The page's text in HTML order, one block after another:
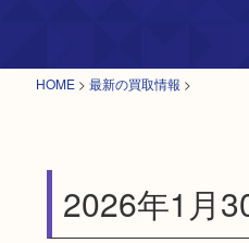
HOME > 最新の買取情報 >
2026年1月